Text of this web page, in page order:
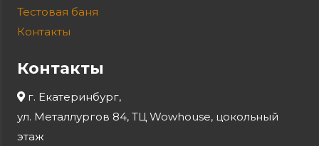
Тестовая баня
Контакты
Контакты
г. Екатеринбург,
ул. Металлургов 84, ТЦ Wowhouse, цокольный
этаж